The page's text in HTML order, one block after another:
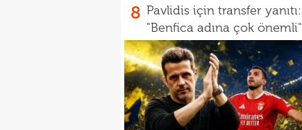
8 Pavlidis için transfer yanıtı:
"Benfica adına çok önemli"